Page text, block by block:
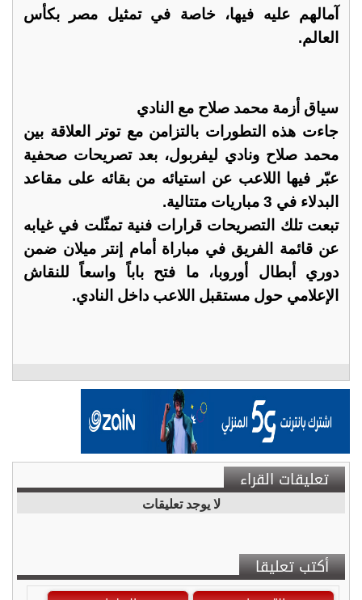
آمالهم عليه فيها، خاصة في تمثيل مصر بكأس
العالم.
سياق أزمة محمد صلاح مع النادي
جاءت هذه التطورات بالتزامن مع توتر العلاقة بين
محمد صلاح ونادي ليفربول، بعد تصريحات صحفية
عبّر فيها اللاعب عن استيائه من بقائه على مقاعد
البدلاء في 3 مباريات متتالية.
تبعت تلك التصريحات قرارات فنية تمثّلت في غيابه
عن قائمة الفريق في مباراة أمام إنتر ميلان ضمن
دوري أبطال أوروبا، ما فتح باباً واسعاً للنقاش
الإعلامي حول مستقبل اللاعب داخل النادي.
تعليقات القراء
لا يوجد تعليقات
أكتب تعليقا